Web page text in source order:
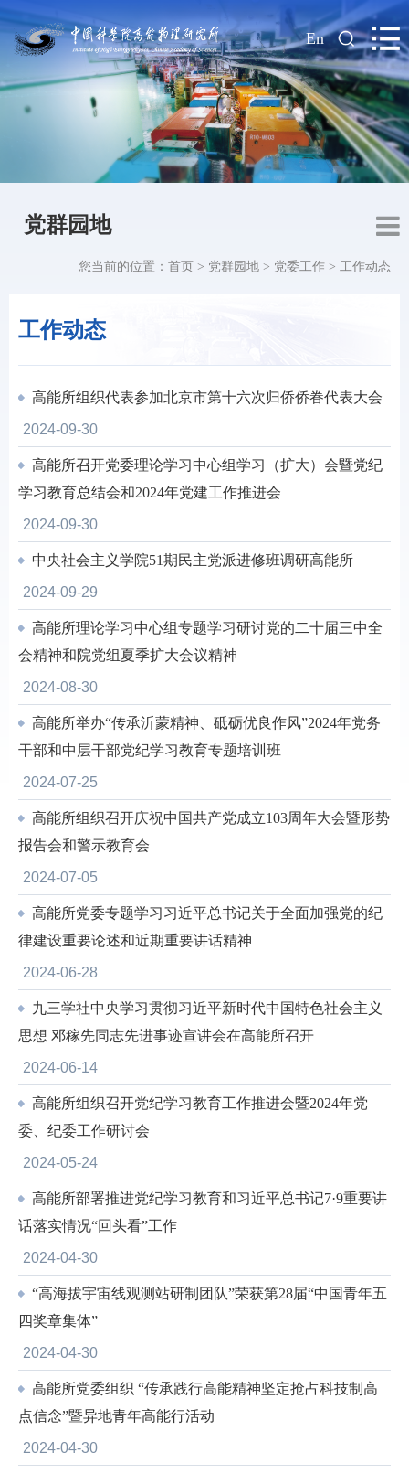
| En
党群园地
工作动态
您当前的位置： 首页 > 党群园地 > 党委工作 > 工作动态
高能所组织代表参加北京市第十六次归侨侨眷代表大会
2024-09-30
高能所召开党委理论学习中心组学习（扩大）会暨党纪
学习教育总结会和2024年党建工作推进会
2024-09-30
中央社会主义学院51期民主党派进修班调研高能所
2024-09-29
高能所理论学习中心组专题学习研讨党的二十届三中全
会精神和院党组夏季扩大会议精神
2024-08-30
高能所举办“传承沂蒙精神、砥砺优良作风”2024年党务
干部和中层干部党纪学习教育专题培训班
2024-07-25
高能所组织召开庆祝中国共产党成立103周年大会暨形势
报告会和警示教育会
2024-07-05
高能所党委专题学习习近平总书记关于全面加强党的纪
律建设重要论述和近期重要讲话精神
2024-06-28
九三学社中央学习贯彻习近平新时代中国特色社会主义
思想 邓稼先同志先进事迹宣讲会在高能所召开
2024-06-14
高能所组织召开党纪学习教育工作推进会暨2024年党
委、纪委工作研讨会
2024-05-24
高能所部署推进党纪学习教育和习近平总书记7·9重要讲
话落实情况“回头看”工作
2024-04-30
“高海拔宇宙线观测站研制团队”荣获第28届“中国青年五
四奖章集体”
2024-04-30
高能所党委组织 “传承践行高能精神坚定抢占科技制高
点信念”暨异地青年高能行活动
2024-04-30